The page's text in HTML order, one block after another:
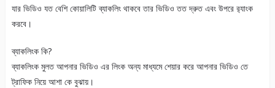
যার ভিডিও যত বেশি কোয়ালিটি ব্যাকলিং থাকবে তার ভিডিও তত দ্রুত এবং উপরে র‍্যাংক
করবে।
ব্যাকলিংক কি?
ব্যাকলিংক মুলত আপনার ভিডিও এর লিংক অন্য মাধ্যমে শেয়ার করে আপনার ভিডিও তে
ট্রাফিক নিয়ে আশা কে বুঝায়।